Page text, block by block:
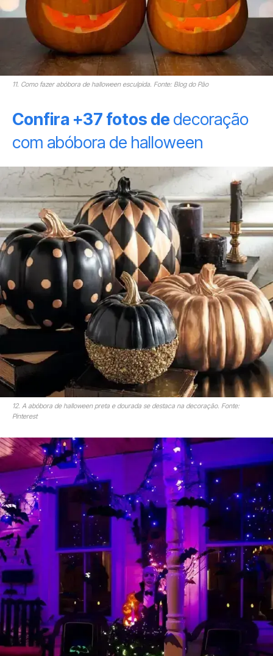
11. Como fazer abóbora de halloween esculpida. Fonte: Blog do Pão
Confira +37 fotos dedecoração
com abóbora de halloween
12. A abóbora de halloween preta e dourada se destaca na decoração. Fonte:
Pinterest